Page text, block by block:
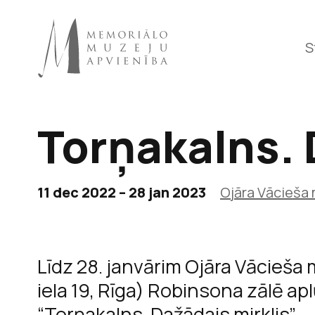
Raiņa
Torņakalns.
11 dec 2022 – 28 jan 2023 Ojāra Vācieša
Līdz 28. janvārim Ojāra Vācieša
iela 19, Rīga) Robinsona zālē